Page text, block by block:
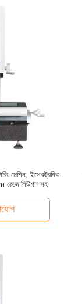
মেশিন, ইলেকট্রনিক
রেজোলিউশন সহ